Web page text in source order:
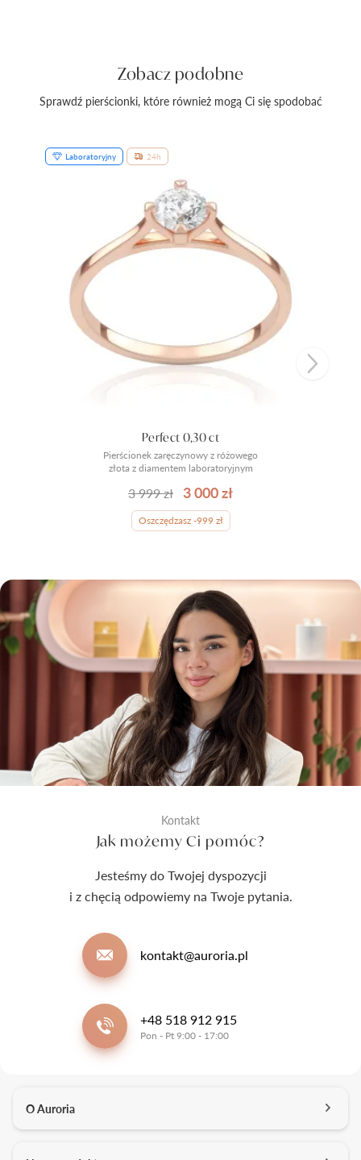
Zobacz podobne
Sprawdź pierścionki, które również mogą Ci się spodobać
Laboratoryjny 24h
Pierścionek zaręczynowy z różowego
złota z diamentem laboratoryjnym
Perfect 0,30 ct
3 999 zł 3 000 zł
Oszczędzasz -999 zł
Kontakt
Jak możemy Ci pomóc?
Jesteśmy do Twojej dyspozycji
i z chęcią odpowiemy na Twoje pytania.
kontakt@auroria.pl
+48 518 912 915
Pon - Pt 9:00 - 17:00
O Auroria